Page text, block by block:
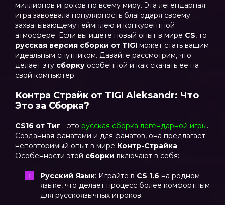
миллионов игроков по всему миру. Эта легендарная
игра завоевала популярность благодаря своему
захватывающему геймплею и конкурентной
атмосфере. Если вы ищете новый опыт в мире CS, то
русская версия сборки от TIGI может стать вашим
идеальным спутником. Давайте рассмотрим, что
делает эту сборку особенной и как скачать ее на
свой компьютер.
Контра Страйк от TIGI Aleksandr: Что
Это за Сборка?
CS16 от Тиг - это русская сборка легендарной игры.
Созданная фанатами и для фанатов, она предлагает
неповторимый опыт в мире Контр-Страйка.
Особенности этой сборки включают в себя:
Русский Язык: Играйте в CS 1.6 на родном
языке, что делает процесс более комфортным
для русскоязычных игроков.